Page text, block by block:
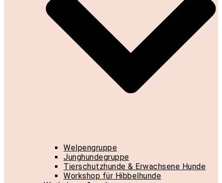
Welpengruppe
Junghundegruppe
Tierschutzhunde & Erwachsene Hunde
Workshop für Hibbelhunde